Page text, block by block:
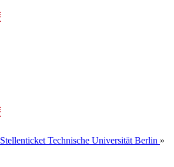
Stellenticket Technische Universität Berlin »